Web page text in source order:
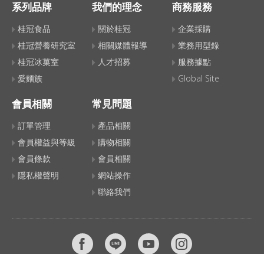
系列品牌
桂冠食品
桂冠營養研究室
桂冠冰菓室
愛麵族
我們的理念
關於桂冠
相關媒體報導
人才招募
商務服務
企業採購
業務用型錄
服務據點
Global Site
會員相關
訂單管理
會員權益與等級
會員條款
隱私權聲明
常見問題
產品相關
購物相關
會員相關
網站操作
聯絡我們